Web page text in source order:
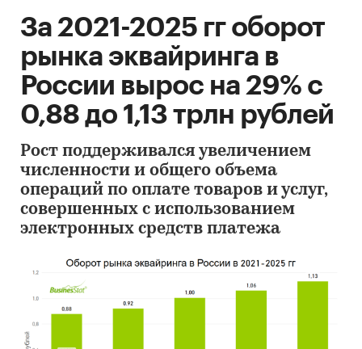
За 2021-2025 гг оборот
рынка эквайринга в
России вырос на 29% с
0,88 до 1,13 трлн рублей
Рост поддерживался увеличением
численности и общего объема
операций по оплате товаров и услуг,
совершенных с использованием
электронных средств платежа